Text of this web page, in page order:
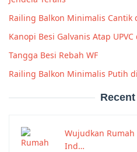
Railing Balkon Minimalis Cantik
Kanopi Besi Galvanis Atap
Tangga Besi Rebah WF
Railing Balkon Minimalis Putih
Wujudkan
Ind…